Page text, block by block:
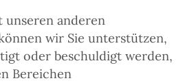
unseren anderen
wir Sie unterstützen,
oder beschuldigt werden,
Bereichen